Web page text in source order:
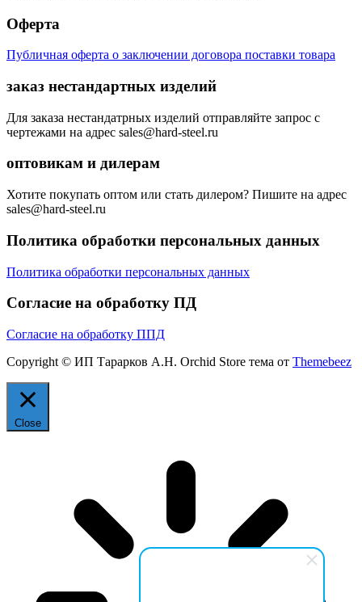
Оферта
Публичная оферта о заключении договора поставки товара
заказ нестандартных изделий
Для заказа нестандатрных изделий отправляйте запрос с
чертежами на адрес sales@hard-steel.ru
оптовикам и дилерам
Хотите покупать оптом или стать дилером? Пишите на адрес
sales@hard-steel.ru
Политика обработки персональных данных
Политика обработки персональных данных
Согласие на обработку ПД
Согласие на обработку ППД
Copyright © ИП Тарарков А.Н. Orchid Store тема от Themebeez
Close